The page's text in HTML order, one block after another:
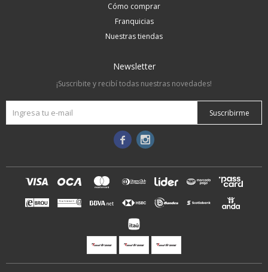
Cómo comprar
Franquicias
Nuestras tiendas
Newsletter
¡Suscribite y recibí todas nuestras novedades!
Suscribirme
 